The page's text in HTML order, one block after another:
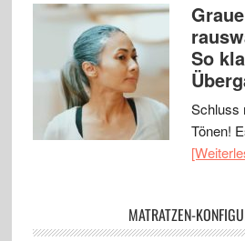
So
Schluss
Tönen!
MATRATZEN-